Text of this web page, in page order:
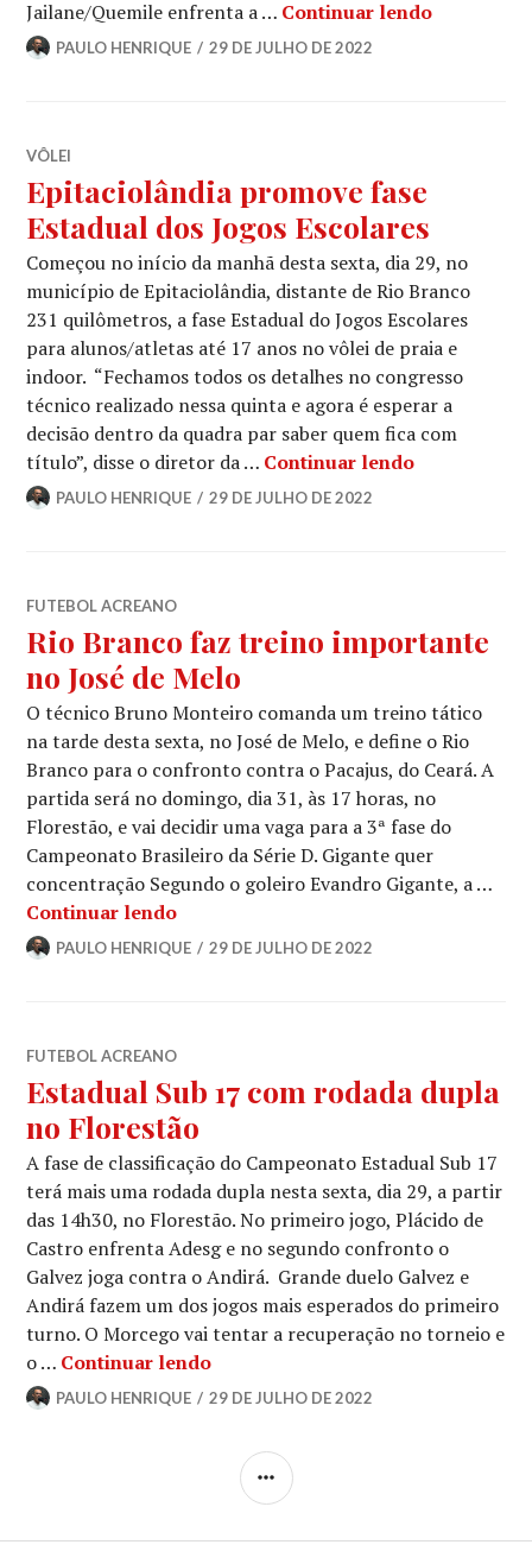
Jailane/Quemile enfrenta a … Continuar lendo
PAULO HENRIQUE 29 DE JULHO DE 2022
VÔLEI
Epitaciolândia promove fase
Estadual dos Jogos Escolares
Começou no início da manhã desta sexta, dia 29, no
município de Epitaciolândia, distante de Rio Branco
231 quilômetros, a fase Estadual do Jogos Escolares
para alunos/atletas até 17 anos no vôlei de praia e
indoor. “Fechamos todos os detalhes no congresso
técnico realizado nessa quinta e agora é esperar a
decisão dentro da quadra par saber quem fica com
título”, disse o diretor da … Continuar lendo
PAULO HENRIQUE 29 DE JULHO DE 2022
FUTEBOL ACREANO
Rio Branco faz treino importante
no José de Melo
O técnico Bruno Monteiro comanda um treino tático
na tarde desta sexta, no José de Melo, e define o Rio
Branco para o confronto contra o Pacajus, do Ceará. A
partida será no domingo, dia 31, às 17 horas, no
Florestão, e vai decidir uma vaga para a 3ª fase do
Campeonato Brasileiro da Série D. Gigante quer
concentração Segundo o goleiro Evandro Gigante, a …
Continuar lendo
PAULO HENRIQUE 29 DE JULHO DE 2022
FUTEBOL ACREANO
Estadual Sub 17 com rodada dupla
no Florestão
A fase de classificação do Campeonato Estadual Sub 17
terá mais uma rodada dupla nesta sexta, dia 29, a partir
das 14h30, no Florestão. No primeiro jogo, Plácido de
Castro enfrenta Adesg e no segundo confronto o
Galvez joga contra o Andirá. Grande duelo Galvez e
Andirá fazem um dos jogos mais esperados do primeiro
turno. O Morcego vai tentar a recuperação no torneio e
o … Continuar lendo
PAULO HENRIQUE 29 DE JULHO DE 2022